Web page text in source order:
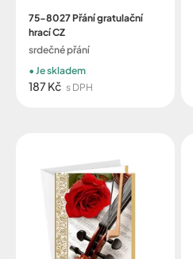
75-8027 Přání gratulační
hrací CZ
srdečné přání
187 Kč s DPH
Je skladem